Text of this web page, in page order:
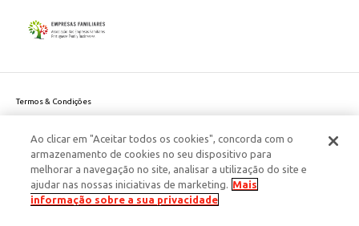
Termos & Condições
Politica de Cookies
Política de Privacidade Dados Pessoais
Responsabilidade Social Corporativa
Ao clicar em "Aceitar todos os cookies", concorda com o
armazenamento de cookies no seu dispositivo para
melhorar a navegação no site, analisar a utilização do site e
ajudar nas nossas iniciativas de marketing. Mais
informação sobre a sua privacidade